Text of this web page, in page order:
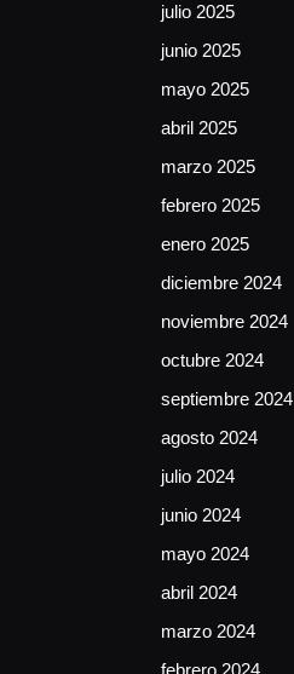
julio 2025
junio 2025
mayo 2025
abril 2025
marzo 2025
febrero 2025
enero 2025
diciembre 2024
noviembre 2024
octubre 2024
septiembre 2024
agosto 2024
julio 2024
junio 2024
mayo 2024
abril 2024
marzo 2024
febrero 2024